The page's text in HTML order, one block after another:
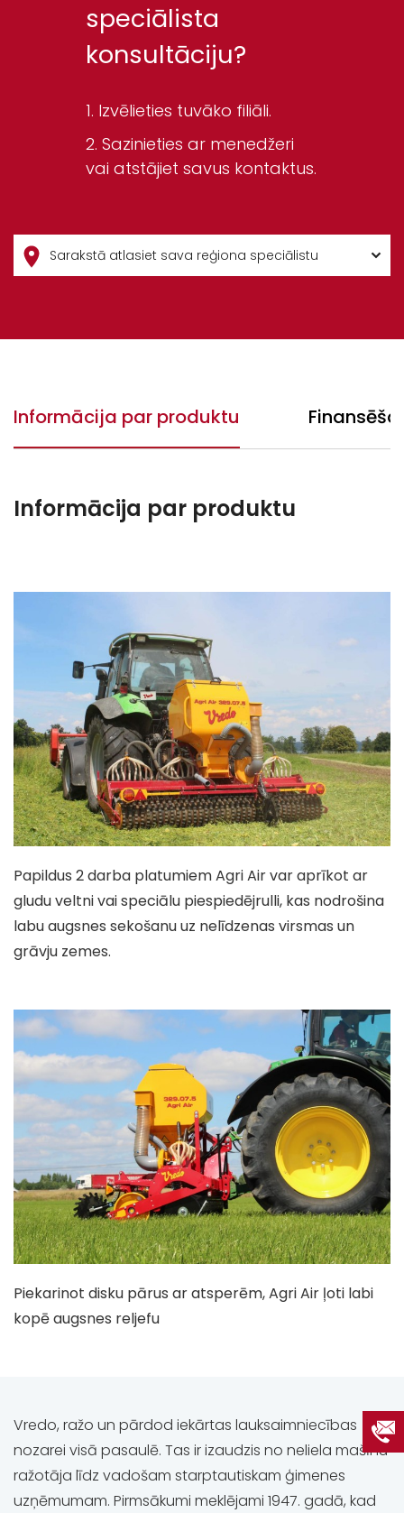
speciālista
konsultāciju?
Izvēlieties tuvāko filiāli.
Sazinieties ar menedžeri
vai atstājiet savus kontaktus.
Informācija par produktu
Informācija par produktu
Papildus 2 darba platumiem Agri Air var aprīkot ar
gludu veltni vai speciālu piespiedējrulli, kas nodrošina
labu augsnes sekošanu uz nelīdzenas virsmas un
grāvju zemes.
Piekarinot disku pārus ar atsperēm, Agri Air ļoti labi
kopē augsnes reljefu
Vredo, ražo un pārdod iekārtas lauksaimniecības
nozarei visā pasaulē. Tas ir izaudzis no neliela mašīnu
ražotāja līdz vadošam starptautiskam ģimenes
uzņēmumam. Pirmsākumi meklējami 1947. gadā, kad